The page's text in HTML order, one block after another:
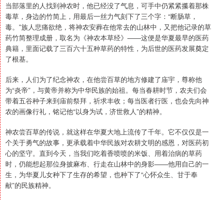
当部落里的人找到神农时，他已经没了气息，可手中仍紧紧攥着那株
毒草，身边的竹简上，用最后一丝力气刻下了三个字：“断肠草，
毒。”族人悲痛欲绝，将神农安葬在他常去的山林中，又把他记录的草
药竹简整理成册，取名为《神农本草经》——这便是华夏最早的医药
典籍，里面记载了三百六十五种草药的特性，为后世的医药发展奠定
了根基。
后来，人们为了纪念神农，在他尝百草的地方修建了庙宇，尊称他
为“炎帝”，与黄帝并称为中华民族的始祖。每当春耕时节，农夫们会
带着五谷种子来到庙前祭拜，祈求丰收；每当医者行医，也会先向神
农的画像行礼，铭记他“以身为试，济世救人”的精神。
神农尝百草的传说，就这样在华夏大地上流传了千年。它不仅仅是一
个关于勇气的故事，更承载着中华民族对农耕文明的感恩，对医药初
心的坚守。直到今天，当我们吃着香喷喷的米饭、用着治病的草药
时，仍能想起那位身披麻布、行走在山林中的身影——他用自己的一
生，为华夏儿女种下了生存的希望，也种下了“心怀众生、甘于奉
献”的民族精神。